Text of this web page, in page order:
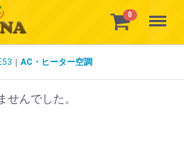
0 Menu
AC・ヒーター空調
んでした。